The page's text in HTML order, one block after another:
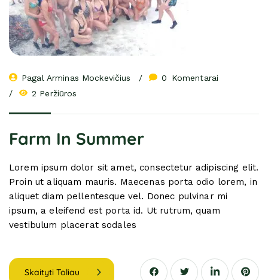
Pagal Arminas Mockevičius 0
Komentarai
2 Peržiūros
Farm In Summer
Lorem ipsum dolor sit amet, consectetur adipiscing elit.
Proin ut aliquam mauris. Maecenas porta odio lorem, in
aliquet diam pellentesque vel. Donec pulvinar mi
ipsum, a eleifend est porta id. Ut rutrum, quam
vestibulum placerat sodales
Skaityti Toliau